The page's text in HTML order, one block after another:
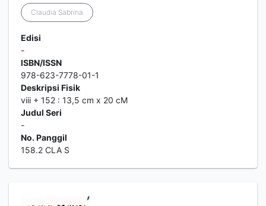
Claudia Sabrina
Edisi
-
ISBN/ISSN
978-623-7778-01-1
Deskripsi Fisik
viii + 152 : 13,5 cm x 20 cM
Judul Seri
-
No. Panggil
158.2 CLA S